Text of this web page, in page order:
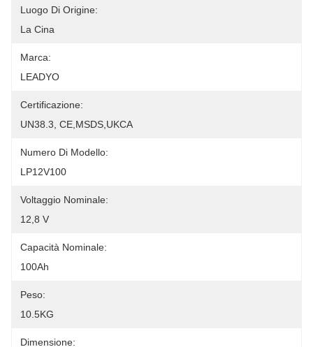
Luogo Di Origine:
La Cina
Marca:
LEADYO
Certificazione:
UN38.3, CE,MSDS,UKCA
Numero Di Modello:
LP12V100
Voltaggio Nominale:
12,8 V
Capacità Nominale:
100Ah
Peso:
10.5KG
Dimensione: